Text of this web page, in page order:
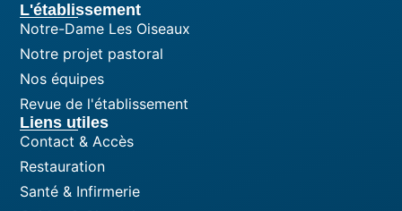
L'établissement
Notre-Dame Les Oiseaux
Notre projet pastoral
Nos équipes
Revue de l'établissement
Liens utiles
Contact & Accès
Restauration
Santé & Infirmerie